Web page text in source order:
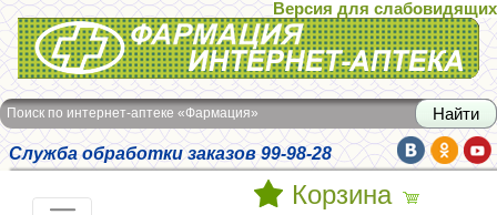
Интернет-аптека Фармация
Версия для слабовидящих
Поиск по интернет-аптеке «Фармация»
Служба обработки заказов 99-98-28
Корзина